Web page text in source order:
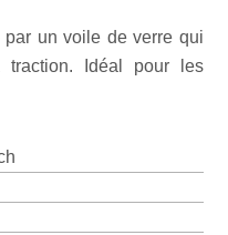
par un voile de verre qui
Idéal pour les